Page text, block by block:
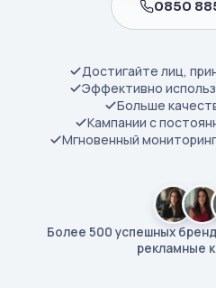
0850
Достигайте лиц,
Эффективно
Больше
Кампании с
Мгновенный
Более 500 успешных
рекламные